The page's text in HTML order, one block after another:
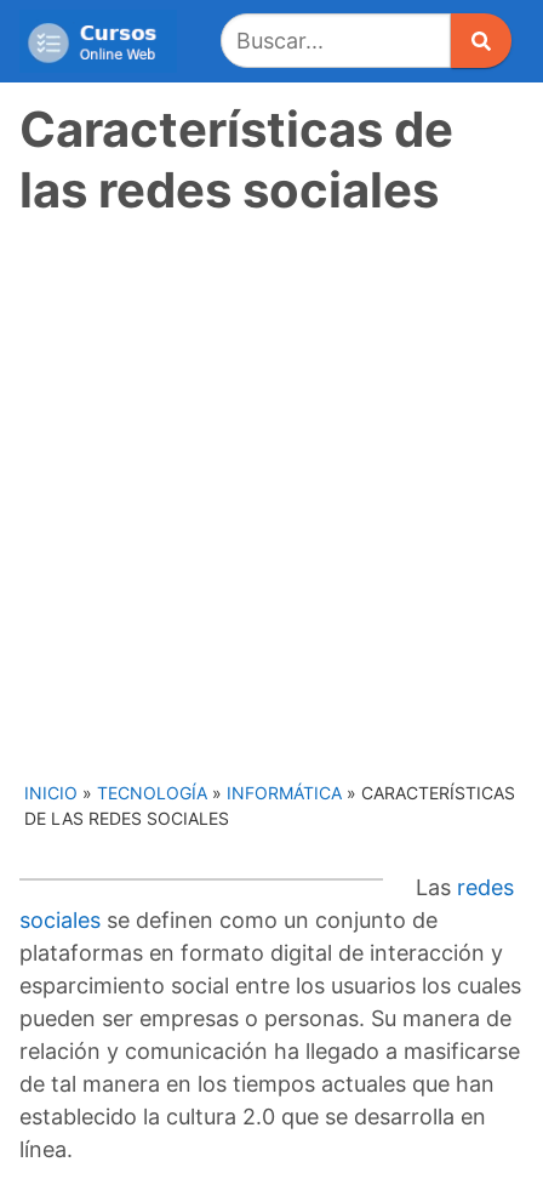
Características de
las redes sociales
INICIO » TECNOLOGÍA » INFORMÁTICA » CARACTERÍSTICAS
DE LAS REDES SOCIALES
Las redes
sociales se definen como un conjunto de
plataformas en formato digital de interacción y
esparcimiento social entre los usuarios los cuales
pueden ser empresas o personas. Su manera de
relación y comunicación ha llegado a masificarse
de tal manera en los tiempos actuales que han
establecido la cultura 2.0 que se desarrolla en
línea.